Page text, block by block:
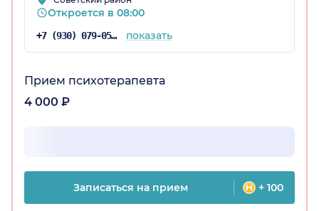
Откроется в 08:00
+7 (930) 079-05-21 показать
Прием психотерапевта
4 000 ₽
Записаться на прием + 100